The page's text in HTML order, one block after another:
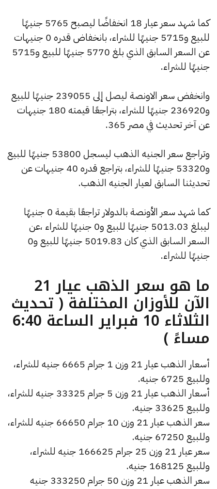
كما شهد سعر عيار 18 انخفاضًا ليصبح 5765 جنيهًا
للبيع و5715 جنيهًا للشراء، بانخفاض قدره 0 جنيهات
عن السعر السابق الذي بلغ 5770 جنيهًا للبيع و5715
جنيهًا للشراء.
وانخفض سعر الاونصة ليصل إلى 239055 جنيهًا للبيع
و236920 جنيهًا للشراء، بتراجعًا قيمته 180 جنيهات
عن آخر تحديث في مصر 365.
وتراجع سعر الجنيه الذهب ليسجل 53800 جنيهًا للبيع
و53320 جنيهًا للشراء، بتراجع قدره 40 جنيهات عن
تحديثنا السابق لعيار الجنيه الذهب.
كما شهد سعر الأونصة بالدولار تراجعًا بقيمة 0 جنيهًا
ليبلغ 5013.03 جنيهًا للبيع و0 جنيهًا للشراء ،عن
السعر السابق الذي كان 5019.83 جنيهًا للبيع و0
جنيهًا للشراء.
ما هو سعر الذهب عيار 21
الآن للأوزان المختلفة ( تحديث
الثلاثاء 10 فبراير الساعة 6:40
مساءً )
أسعار الذهب عيار 21 وزن 1 جرام 6665 جنيه للشراء،
وللبيع 6725 جنيه.
أسعار الذهب عيار 21 وزن 5 جرام 33325 جنيه للشراء،
وللبيع 33625 جنيه.
سعر الذهب عيار 21 وزن 10 جرام 66650 جنيه للشراء،
وللبيع 67250 جنيه.
سعر عيار 21 وزن 25 جرام 166625 جنيه للشراء،
وللبيع 168125 جنيه.
سعر الذهب عيار 21 وزن 50 جرام 333250 جنيه